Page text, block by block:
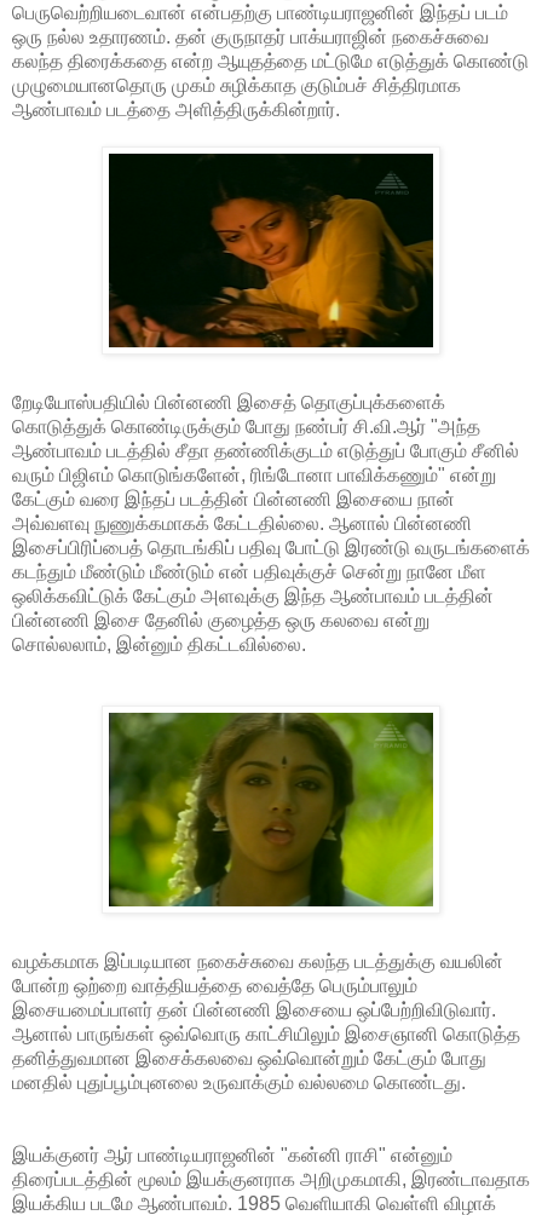
பெருவெற்றியடைவான் என்பதற்கு பாண்டியராஜனின் இந்தப் படம்
ஒரு நல்ல உதாரணம். தன் குருநாதர் பாக்யராஜின் நகைச்சுவை
கலந்த திரைக்கதை என்ற ஆயுதத்தை மட்டுமே எடுத்துக் கொண்டு
முழுமையானதொரு முகம் சுழிக்காத குடும்பச் சித்திரமாக
ஆண்பாவம் படத்தை அளித்திருக்கின்றார்.
றேடியோஸ்பதியில் பின்னணி இசைத் தொகுப்புக்களைக்
கொடுத்துக் கொண்டிருக்கும் போது நண்பர் சி.வி.ஆர் "அந்த
ஆண்பாவம் படத்தில் சீதா தண்ணிக்குடம் எடுத்துப் போகும் சீனில்
வரும் பிஜிஎம் கொடுங்களேன், ரிங்டோனா பாவிக்கணும்" என்று
கேட்கும் வரை இந்தப் படத்தின் பின்னணி இசையை நான்
அவ்வளவு நுணுக்கமாகக் கேட்டதில்லை. ஆனால் பின்னணி
இசைப்பிரிப்பைத் தொடங்கிப் பதிவு போட்டு இரண்டு வருடங்களைக்
கடந்தும் மீண்டும் மீண்டும் என் பதிவுக்குச் சென்று நானே மீள
ஒலிக்கவிட்டுக் கேட்கும் அளவுக்கு இந்த ஆண்பாவம் படத்தின்
பின்னணி இசை தேனில் குழைத்த ஒரு கலவை என்று
சொல்லலாம், இன்னும் திகட்டவில்லை.
வழக்கமாக இப்படியான நகைச்சுவை கலந்த படத்துக்கு வயலின்
போன்ற ஒற்றை வாத்தியத்தை வைத்தே பெரும்பாலும்
இசையமைப்பாளர் தன் பின்னணி இசையை ஒப்பேற்றிவிடுவார்.
ஆனால் பாருங்கள் ஒவ்வொரு காட்சியிலும் இசைஞானி கொடுத்த
தனித்துவமான இசைக்கலவை ஒவ்வொன்றும் கேட்கும் போது
மனதில் புதுப்பூம்புனலை உருவாக்கும் வல்லமை கொண்டது.
இயக்குனர் ஆர் பாண்டியராஜனின் "கன்னி ராசி" என்னும்
திரைப்படத்தின் மூலம் இயக்குனராக அறிமுகமாகி, இரண்டாவதாக
இயக்கிய படமே ஆண்பாவம். 1985 வெளியாகி வெள்ளி விழாக்